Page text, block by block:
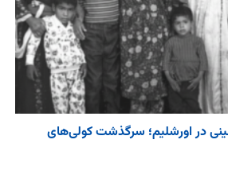
در اورشلیم؛ سرگذشت کولی‌های